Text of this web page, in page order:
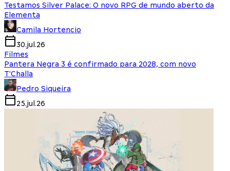
Testamos Silver Palace: O novo RPG de mundo aberto da
Elementa
Camila Hortencio
30.jul.26
Filmes
Pantera Negra 3 é confirmado para 2028, com novo
T'Challa
Pedro Siqueira
25.jul.26